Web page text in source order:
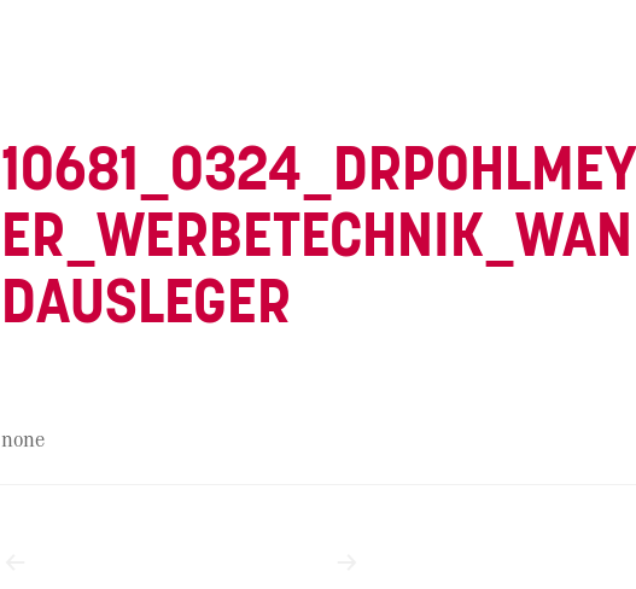
10681_0324_DRPOHLMEY
ER_WERBETECHNIK_WAN
DAUSLEGER
none